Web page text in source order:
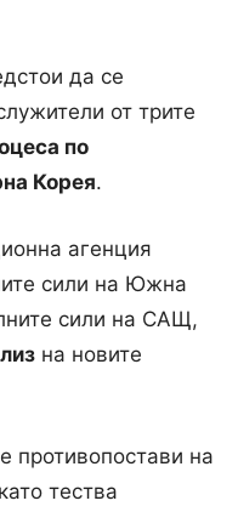
да се
от трите
по
Корея.
агенция
сили на Южна
сили на САЩ,
на новите
противопостави на
тества